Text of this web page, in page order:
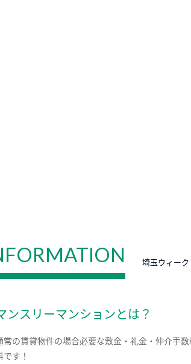
埼玉ウィー
ンスリーマンションとは？
常の賃貸物件の場合必要な敷金・礼金・仲介手
です！